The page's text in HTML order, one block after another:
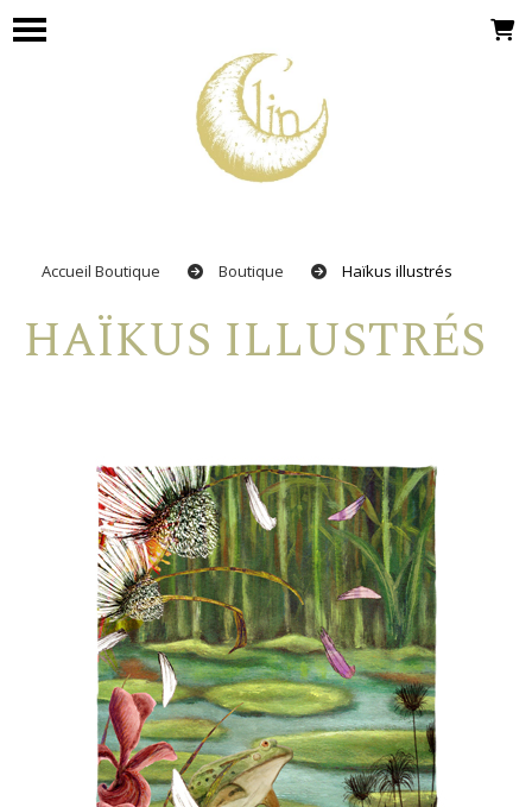
Accueil Boutique Boutique Haïkus illustrés
HAÏKUS ILLUSTRÉS